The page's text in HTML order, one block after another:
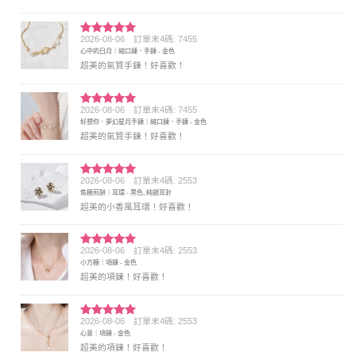
評分5 滿
分 5
2026-08-06 訂單末4碼: 7455
心中的日月｜縮口鍊．手鍊 - 金色
超美的氣質手鍊！好喜歡！
評分5 滿
分 5
2026-08-06 訂單末4碼: 7455
好想你．夢幻星月手鍊｜縮口鍊．手鍊 - 金色
超美的氣質手鍊！好喜歡！
評分5滿
分 5
2026-08-06 訂單末4碼: 2553
焦糖煎餅｜耳環 - 黑色, 純銀耳針
超美的小香風耳環！好喜歡！
評分5 滿
分 5
2026-08-06 訂單末4碼: 2553
小方糖｜項鍊 - 金色
超美的項鍊！好喜歡！
評分5 滿
分 5
2026-08-06 訂單末4碼: 2553
心意｜項鍊 - 金色
超美的項鍊！好喜歡！